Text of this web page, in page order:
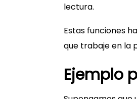
lectura.
Estas funciones
que trabaje en la
Ejemplo